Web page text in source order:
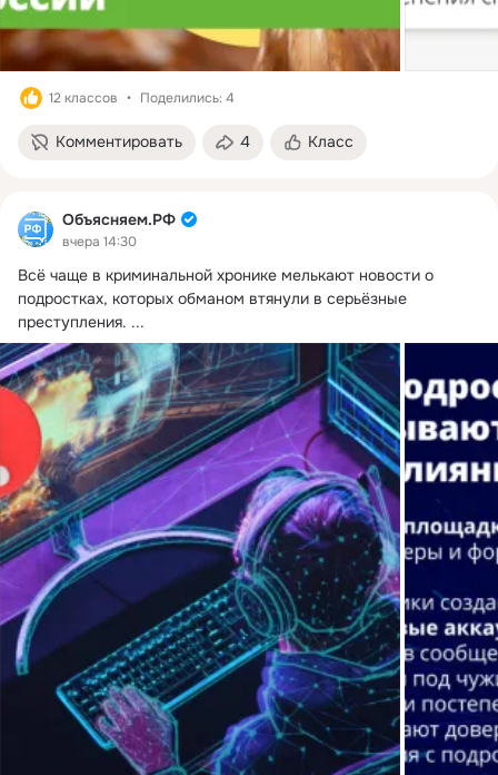
12 классов Поделились: 4
Комментировать 4 Класс
Объясняем.РФ
вчера 14:30
Всё чаще в криминальной хронике мелькают новости о
подростках, которых обманом втянули в серьёзные
преступления. ...